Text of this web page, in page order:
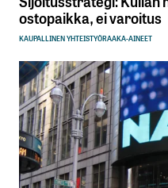
ostopaikka, ei varoitus
KAUPALLINEN YHTEISTYÖRAAKA-AINEET